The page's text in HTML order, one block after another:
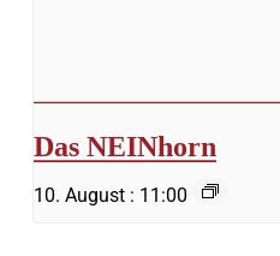
Das NEINhorn
10. August : 11:00